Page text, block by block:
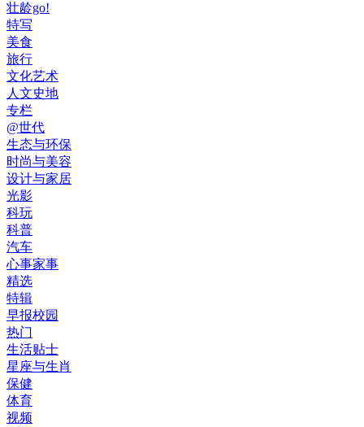
壮龄go!
特写
美食
旅行
文化艺术
人文史地
专栏
@世代
生态与环保
时尚与美容
设计与家居
光影
科玩
科普
汽车
心事家事
精选
特辑
早报校园
热门
生活贴士
星座与生肖
保健
体育
视频